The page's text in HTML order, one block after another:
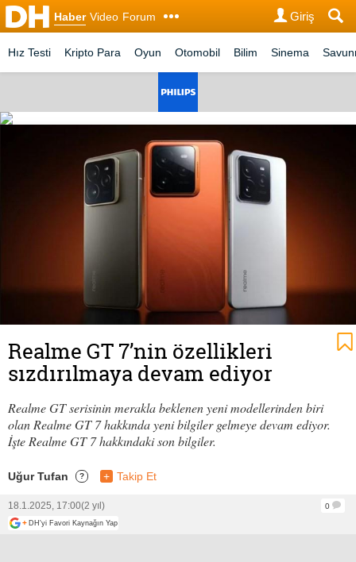
Haber Video Forum Giriş
Hız Testi Kripto Para Oyun Otomobil Bilim Sinema
Realme GT 7’nin özellikleri
sızdırılmaya devam ediyor
Realme GT serisinin merakla beklenen yeni modellerinden biri
olan Realme GT 7 hakkında yeni bilgiler gelmeye devam ediyor.
İşte Realme GT 7 hakkındaki son bilgiler.
Uğur Tufan ? + Takip Et
18.1.2025, 17:00(2 yıl)
0
+ DH'yi Favori Kaynağın Yap